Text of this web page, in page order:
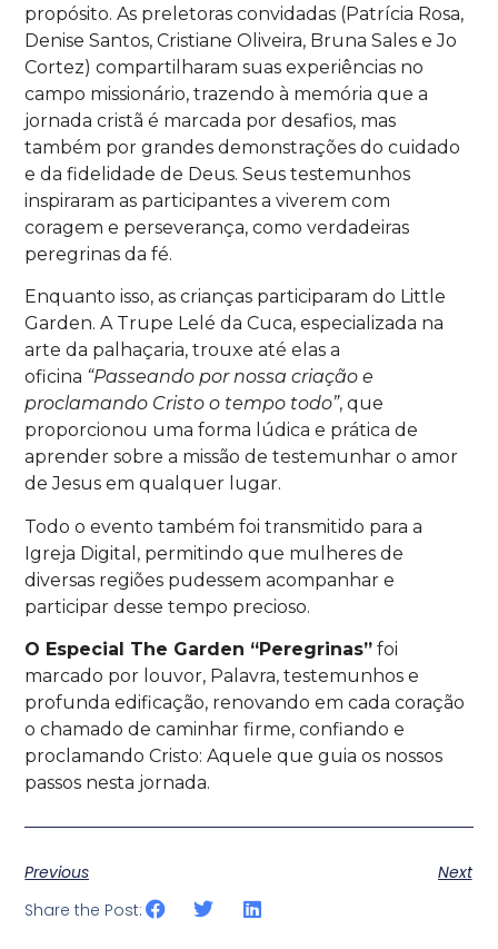
propósito. As preletoras convidadas (Patrícia Rosa,
Denise Santos, Cristiane Oliveira, Bruna Sales e Jo
Cortez) compartilharam suas experiências no
campo missionário, trazendo à memória que a
jornada cristã é marcada por desafios, mas
também por grandes demonstrações do cuidado
e da fidelidade de Deus. Seus testemunhos
inspiraram as participantes a viverem com
coragem e perseverança, como verdadeiras
peregrinas da fé.
Enquanto isso, as crianças participaram do Little
Garden. A Trupe Lelé da Cuca, especializada na
arte da palhaçaria, trouxe até elas a
oficina “Passeando por nossa criação e
proclamando Cristo o tempo todo”, que
proporcionou uma forma lúdica e prática de
aprender sobre a missão de testemunhar o amor
de Jesus em qualquer lugar.
Todo o evento também foi transmitido para a
Igreja Digital, permitindo que mulheres de
diversas regiões pudessem acompanhar e
participar desse tempo precioso.
O Especial The Garden “Peregrinas” foi
marcado por louvor, Palavra, testemunhos e
profunda edificação, renovando em cada coração
o chamado de caminhar firme, confiando e
proclamando Cristo: Aquele que guia os nossos
passos nesta jornada.
Previous
Next
Share the Post: